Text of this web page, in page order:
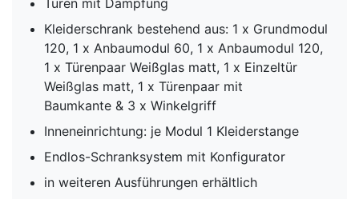
Kleiderschrank bestehend aus: 1 x Grundmodul
120, 1 x Anbaumodul 60, 1 x Anbaumodul 120,
1 x Türenpaar Weißglas matt, 1 x Einzeltür
Weißglas matt, 1 x Türenpaar mit
Baumkante & 3 x Winkelgriff
Inneneinrichtung: je Modul 1 Kleiderstange
Endlos-Schranksystem mit Konfigurator
in weiteren Ausführungen erhältlich